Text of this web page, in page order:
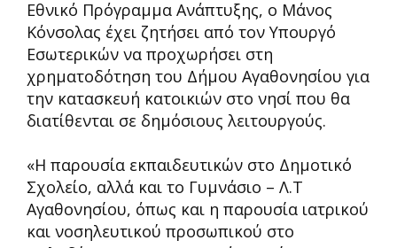
Εθνικό Πρόγραμμα Ανάπτυξης, ο Μάνος
Κόνσολας έχει ζητήσει από τον Υπουργό
Εσωτερικών να προχωρήσει στη
χρηματοδότηση του Δήμου Αγαθονησίου για
την κατασκευή κατοικιών στο νησί που θα
διατίθενται σε δημόσιους λειτουργούς.
«Η παρουσία εκπαιδευτικών στο Δημοτικό
Σχολείο, αλλά και το Γυμνάσιο – Λ.Τ
Αγαθονησίου, όπως και η παρουσία ιατρικού
και νοσηλευτικού προσωπικού στο